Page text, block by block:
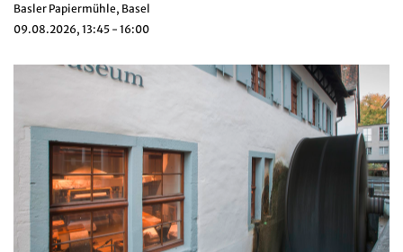
Basler Papiermühle, Basel
09.08.2026, 13:45 - 16:00